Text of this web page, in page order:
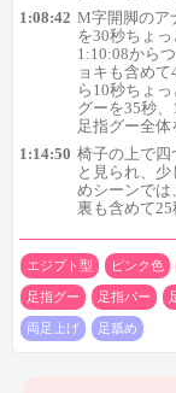
そして今回の一
めシーン。M字開
ンによっては足裏
られるところがあ
ックです。具体的
1:08:42から
1:09:37かつま
1:10:08からつ
→チョキも含
1:11:18から足
1:12:10からつ
1:08:42 M字開脚のア
を30秒ちょ
1:10:08から
ョキも含め
ら10秒ちょ
グーを35秒
足指グー全体
1:14:50 椅子の上で四
と見られ、
めシーンでは
裏も含めて25
エジプト型 ピンク色
足指グー 足指パー
両足上げ 足舐め